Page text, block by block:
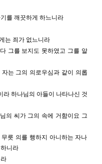
를 깨끗하게 하느니라
는 죄가 없느니라
그를 보지도 못하였고 그를 알
는 그의 의로우심과 같이 의롭
라 하나님의 아들이 나타나신 것
의 씨가 그의 속에 거함이요 그
릇 의를 행하지 아니하는 자나
니라